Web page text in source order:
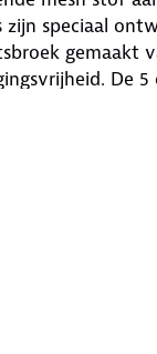
speciaal
gemaakt
De 5